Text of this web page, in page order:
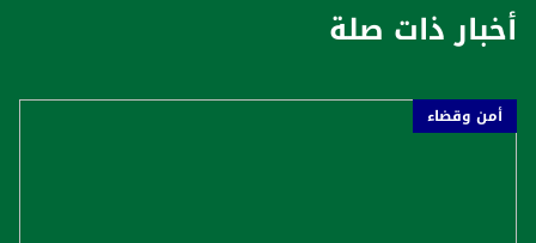
أخبار ذات صلة
أمن وقضاء